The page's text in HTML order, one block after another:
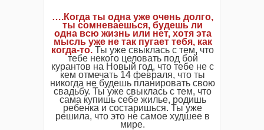
….Когда ты одна уже очень долго,
ты сомневаешься, будешь ли
одна всю жизнь или нет, хотя эта
мысль уже не так пугает тебя, как
когда-то. Ты уже свыклась с тем, что
тебе некого целовать под бой
курантов на Новый год, что тебе не с
кем отмечать 14 февраля, что ты
никогда не будешь планировать свою
свадьбу. Ты уже свыклась с тем, что
сама купишь себе жилье, родишь
ребенка и состаришься. Ты уже
решила, что это не самое худшее в
мире.